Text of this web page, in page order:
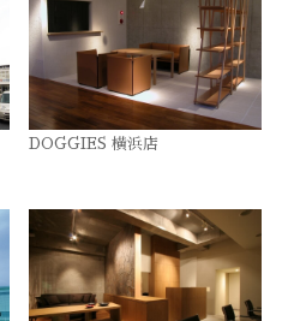
DOGGIES 横浜店